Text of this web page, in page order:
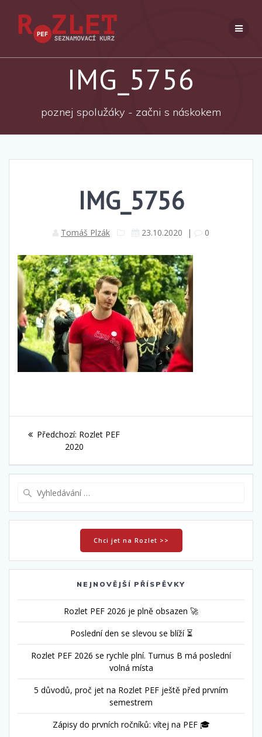
IMG_5756
poznej spolužáky - začni s náskokem
IMG_5756
Tomáš Plzák 23.10.2020 | 0
Navigace
příspěvek
Předchozí: Předchozí
příspěvek:
Rozlet PEF
2020
Chci jet na Rozlet >>
NEJNOVĚJŠÍ PŘÍSPĚVKY
Rozlet PEF 2026 je plně obsazen 🚀
Poslední den se slevou se blíží ⏳
Rozlet PEF 2026 se rychle plní. Turnus B má poslední
volná místa
5 důvodů, proč jet na Rozlet PEF ještě před prvním
semestrem
Zápisy do prvních ročníků: vítej na PEF 🎓